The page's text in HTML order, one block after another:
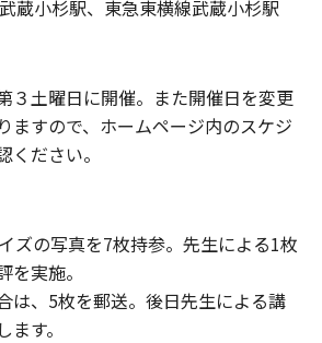
蔵小杉駅、東急東横線武蔵小杉駅
３土曜日に開催。また開催日を変更
ますので、ホームページ内のスケジ
ください。
ズの写真を7枚持参。先生による1枚
を実施。
は、5枚を郵送。後日先生による講
す。